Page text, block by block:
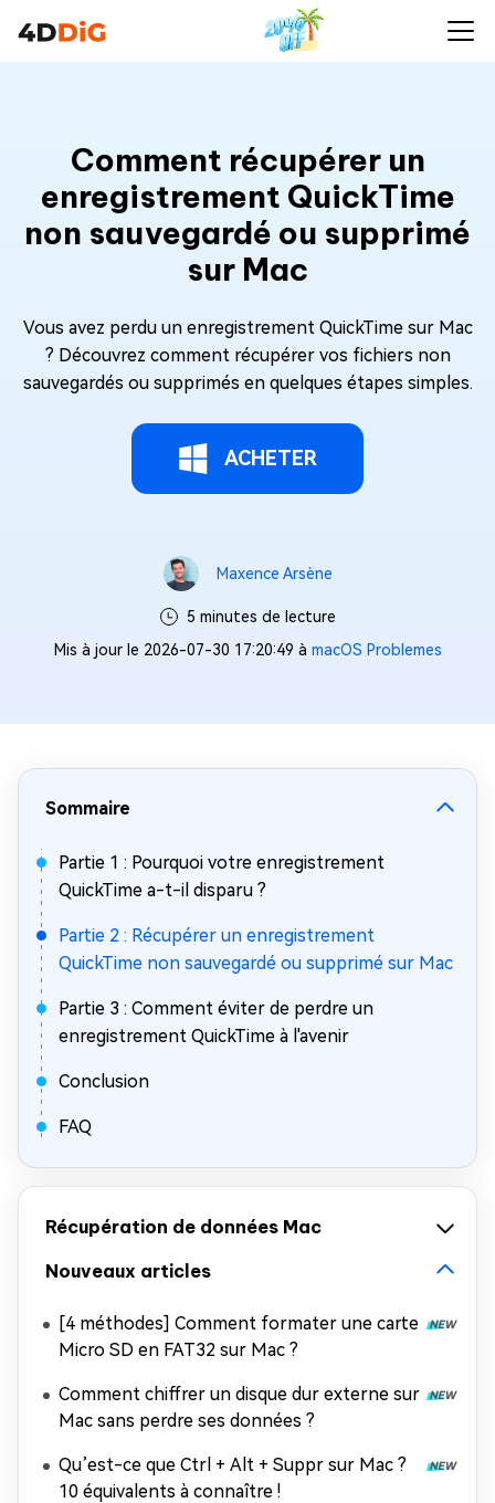
Comment récupérer un
enregistrement QuickTime
non sauvegardé ou supprimé
sur Mac
Vous avez perdu un enregistrement QuickTime sur Mac
? Découvrez comment récupérer vos fichiers non
sauvegardés ou supprimés en quelques étapes simples.
ACHETER
Maxence Arsène
5 minutes de lecture
Mis à jour le 2026-07-30 17:20:49 à macOS Problemes
Sommaire
Partie 1 : Pourquoi votre enregistrement
QuickTime a-t-il disparu ?
Partie 2 : Récupérer un enregistrement
QuickTime non sauvegardé ou supprimé sur Mac
Partie 3 : Comment éviter de perdre un
enregistrement QuickTime à l'avenir
Conclusion
FAQ
Récupération de données Mac
Nouveaux articles
[4 méthodes] Comment formater une carte
Micro SD en FAT32 sur Mac ?
Comment chiffrer un disque dur externe sur
Mac sans perdre ses données ?
Qu’est-ce que Ctrl + Alt + Suppr sur Mac ?
10 équivalents à connaître !